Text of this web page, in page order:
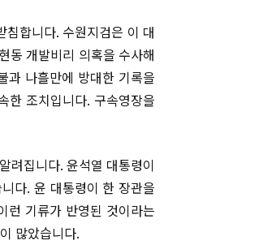
합니다. 수원지검은 이 대
동 개발비리 의혹을 수사해
과 나흘만에 방대한 기록을
한 조치입니다. 구속영장을
려집니다. 윤석열 대통령이
다. 윤 대통령이 한 장관을
런 기류가 반영된 것이라는
많았습니다.